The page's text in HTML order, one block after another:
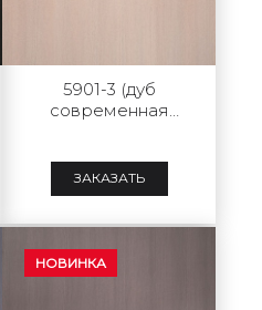
5901-3 (дуб
современная
ЗАКАЗАТЬ
НОВИНКА